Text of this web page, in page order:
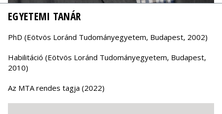
EGYETEMI TANÁR
PhD (Eötvös Loránd Tudományegyetem, Budapest, 2002)
Habilitáció (Eötvös Loránd Tudományegyetem, Budapest,
2010)
Az MTA rendes tagja (2022)